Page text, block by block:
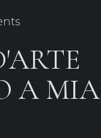
A